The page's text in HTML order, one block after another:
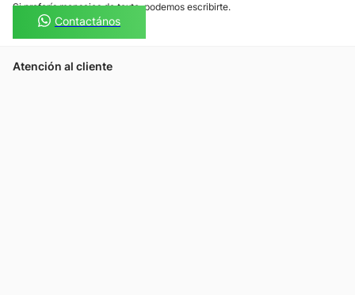
Si preferís mensajes de texto, podemos escribirte.
Contactános
Atención al cliente